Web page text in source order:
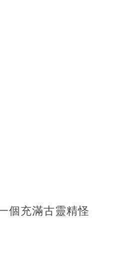
個充滿古靈精怪